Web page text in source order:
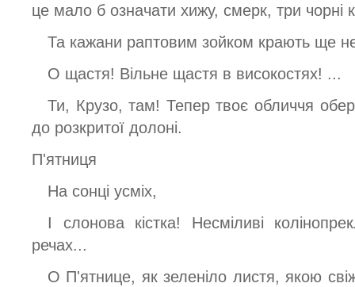
це мало б означати хижу, смерк, три чорні
Та кажани раптовим зойком крають ще не
О щастя! Вільне щастя в високостях! ...
Ти, Крузо, там! Тепер твоє обличчя
до розкритої долоні.
П'ятниця
На сонці усміх,
І слонова кістка! Несміливі
речах...
О П'ятнице, як зеленіло листя, якою